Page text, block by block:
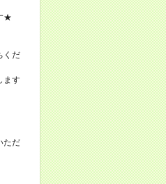
★
くだ
ます
ただ